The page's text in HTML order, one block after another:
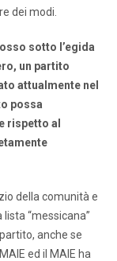
dei modi.
sotto l’egida
un partito
attualmente nel
possa
rispetto al
della comunità e
“messicana”
anche se
ed il MAIE ha